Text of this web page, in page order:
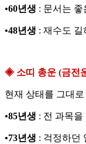
•60년생 : 문서는
•48년생 : 재수도
◈ 소띠 총운 (금전
현재 상태를 그대
•85년생 : 전 과목
•73년생 : 걱정하던